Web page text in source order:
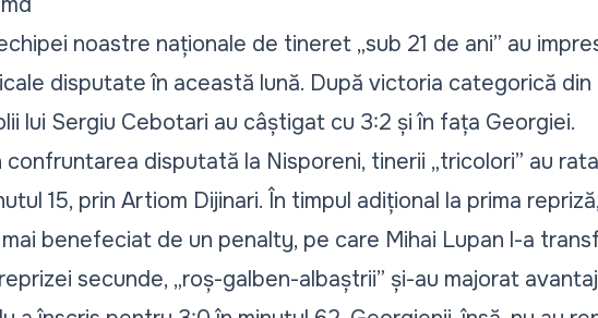
noastre naționale de tineret „sub 21 de ani” au
disputate în această lună. După victoria categorică
lui Sergiu Cebotari au câștigat cu 3:2 și în fața Georgiei.
confruntarea disputată la Nisporeni, tinerii „tricolori” au
15, prin Artiom Dijinari. În timpul adițional la prima
benefeciat de un penalty, pe care Mihai Lupan l-a
secunde, „roș-galben-albaștrii” și-au majorat